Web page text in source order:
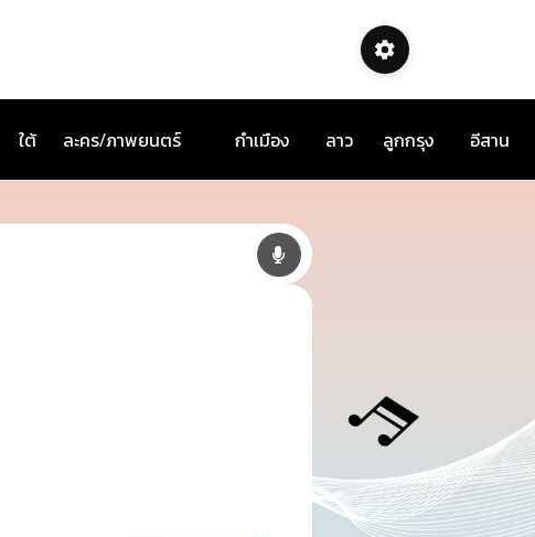
ใต้ ละคร/ภาพยนตร์ กำเมือง ลาว ลูกกรุง อีสาน